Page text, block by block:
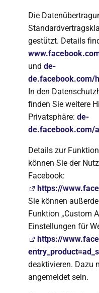
Die
gestützt. Details
und de-
de.facebook.com/
In den
finden Sie weitere
Privatsphäre: de-
de.facebook.com/
Details zur
können Sie der
Facebook:
https://
Sie können
Funktion „Custom
Einstellungen für
https://
deaktivieren. Dazu
angemeldet sein.